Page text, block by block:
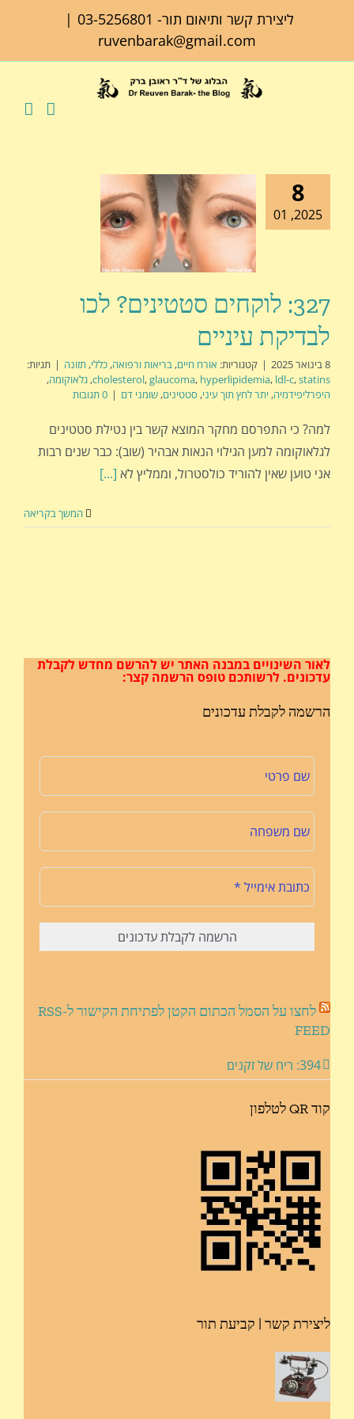
ליצירת קשר ותיאום תור- 03-5256801
|
ruvenbarak@gmail.com
8
2025, 01
327: לוקחים סטטינים? לכו
לבדיקת עיניים
8 בינואר 2025 | קטגוריות: אורח חיים, בריאות ורפואה, כללי, תזונה | תגיות:
cholesterol,glaucoma, hyperlipidemia, ldl-c,statins
, גלאוקומה,
היפרליפידמיה, יתר לחץ תוך עיני, סטטינים, שומני דם | 0 תגובות
למה? כי התפרסם מחקר המוצא קשר בין נטילת סטטינים
לגלאוקומה למען הגילוי הנאות אבהיר (שוב): כבר שנים רבות
אני טוען שאין להוריד כולסטרול, וממליץ לא [...]
המשך בקריאה
לאור השינויים במבנה האתר יש להרשם מחדש לקבלת
עדכונים. לרשותכם טופס הרשמה קצר:
הרשמה לקבלת עדכונים
לחצו על הסמל הכתום הקטן לפתיחת הקישור ל-RSS
FEED
394: ריח של זקנים
קוד QR לטלפון
ליצירת קשר | קביעת תור